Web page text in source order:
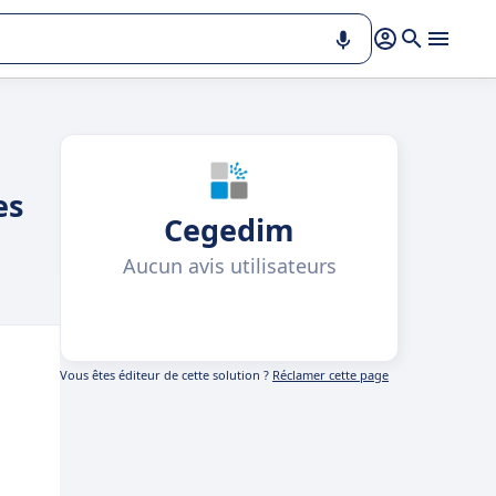
Cegedim
Aucun avis utilisateurs
Vous êtes éditeur de cette solution ? Réclamer cette page